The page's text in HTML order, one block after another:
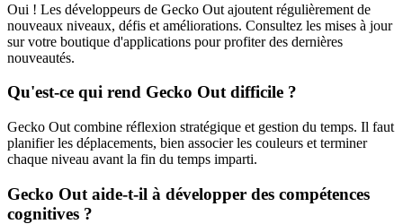
Oui ! Les développeurs de Gecko Out ajoutent régulièrement de
nouveaux niveaux, défis et améliorations. Consultez les mises à jour
sur votre boutique d'applications pour profiter des dernières
nouveautés.
Qu'est-ce qui rend Gecko Out difficile ?
Gecko Out combine réflexion stratégique et gestion du temps. Il faut
planifier les déplacements, bien associer les couleurs et terminer
chaque niveau avant la fin du temps imparti.
Gecko Out aide-t-il à développer des compétences
cognitives ?